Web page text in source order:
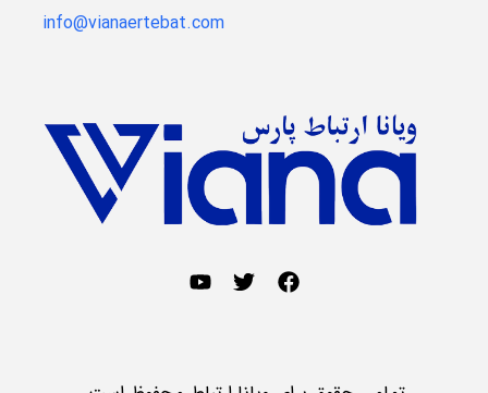
info@vianaertebat.com